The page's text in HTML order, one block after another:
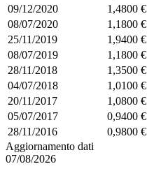
09/12/2020
1,4800 €
08/07/2020
1,1800 €
25/11/2019
1,9400 €
08/07/2019
1,1800 €
28/11/2018
1,3500 €
04/07/2018
1,0100 €
20/11/2017
1,0800 €
05/07/2017
0,9400 €
28/11/2016
0,9800 €
Aggiornamento dati
07/08/2026